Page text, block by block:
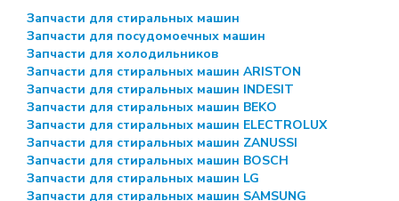
Запчасти для стиральных машин
Запчасти для посудомоечных машин
Запчасти для холодильников
Запчасти для стиральных машин ARISTON
Запчасти для стиральных машин INDESIT
Запчасти для стиральных машин BEKO
Запчасти для стиральных машин ELECTROLUX
Запчасти для стиральных машин ZANUSSI
Запчасти для стиральных машин BOSCH
Запчасти для стиральных машин LG
Запчасти для стиральных машин SAMSUNG